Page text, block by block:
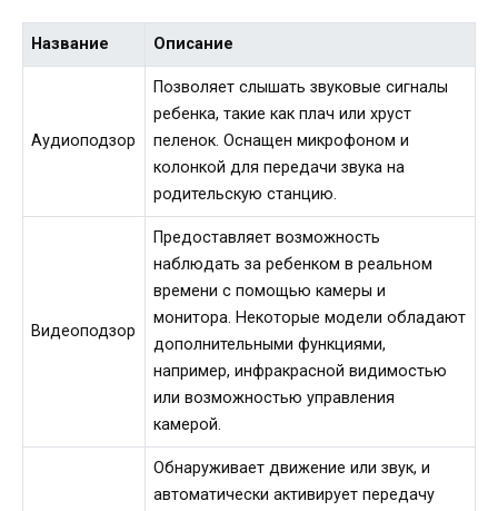
Название Описание
Аудиоподзор
Позволяет слышать звуковые сигналы
ребенка, такие как плач или хруст
пеленок. Оснащен микрофоном и
колонкой для передачи звука на
родительскую станцию.
Видеоподзор
Предоставляет возможность
наблюдать за ребенком в реальном
времени с помощью камеры и
монитора. Некоторые модели обладают
дополнительными функциями,
например, инфракрасной видимостью
или возможностью управления
камерой.
Обнаруживает движение или звук, и
автоматически активирует передачу